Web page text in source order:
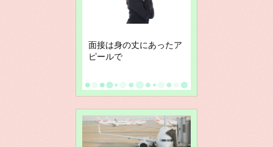
面接は身の丈にあったア
ピールで